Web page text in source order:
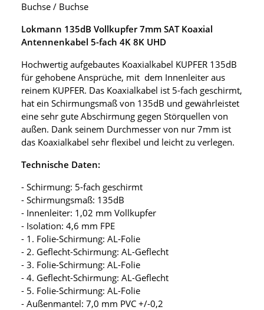
Buchse / Buchse
Lokmann 135dB Vollkupfer 7mm SAT Koaxial
Antennenkabel 5-fach 4K 8K UHD
Hochwertig aufgebautes Koaxialkabel KUPFER 135dB
für gehobene Ansprüche, mit dem Innenleiter aus
reinem KUPFER. Das Koaxialkabel ist 5-fach geschirmt,
hat ein Schirmungsmaß von 135dB und gewährleistet
eine sehr gute Abschirmung gegen Störquellen von
außen. Dank seinem Durchmesser von nur 7mm ist
das Koaxialkabel sehr flexibel und leicht zu verlegen.
Technische Daten:
- Schirmung: 5-fach geschirmt
- Schirmungsmaß: 135dB
- Innenleiter: 1,02 mm Vollkupfer
- Isolation: 4,6 mm FPE
- 1. Folie-Schirmung: AL-Folie
- 2. Geflecht-Schirmung: AL-Geflecht
- 3. Folie-Schirmung: AL-Folie
- 4. Geflecht-Schirmung: AL-Geflecht
- 5. Folie-Schirmung: AL-Folie
- Außenmantel: 7,0 mm PVC +/-0,2